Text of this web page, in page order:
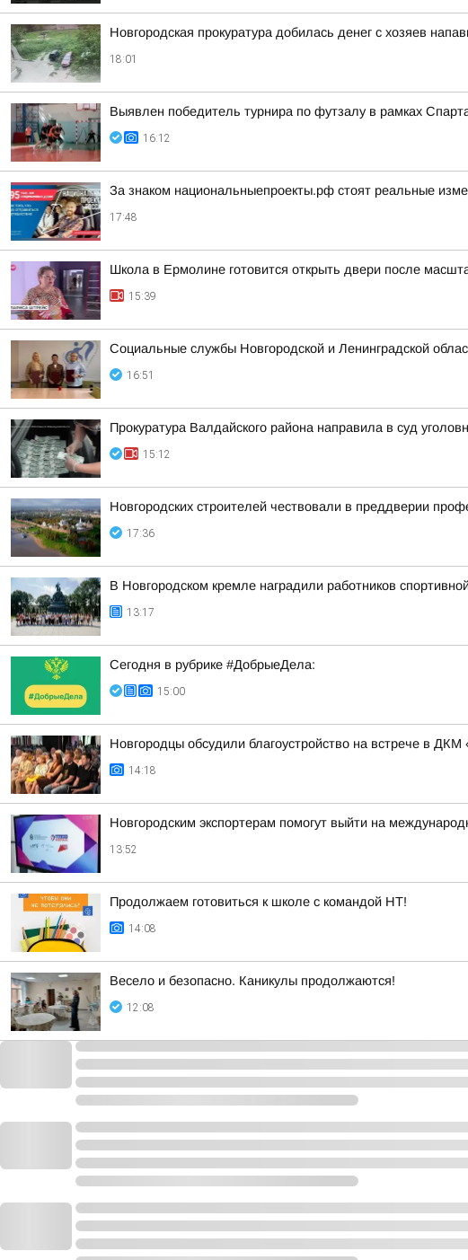
Новгородская прокуратура добилась денег с хозяев
18:01
Выявлен победитель турнира по футзалу в рамках
16:12
За знаком национальныепроекты.рф стоят реальные
17:48
Школа в Ермолине готовится открыть двери после
15:39
Социальные службы Новгородской и Ленинградской
16:51
Прокуратура Валдайского района направила в суд
15:12
Новгородских строителей чествовали в преддверии
17:36
В Новгородском кремле наградили работников
13:17
Сегодня в рубрике #ДобрыеДела:
15:00
Новгородцы обсудили благоустройство на встрече в
14:18
Новгородским экспортерам помогут выйти на
13:52
Продолжаем готовиться к школе с командой НТ!
14:08
Весело и безопасно. Каникулы продолжаются!
12:08